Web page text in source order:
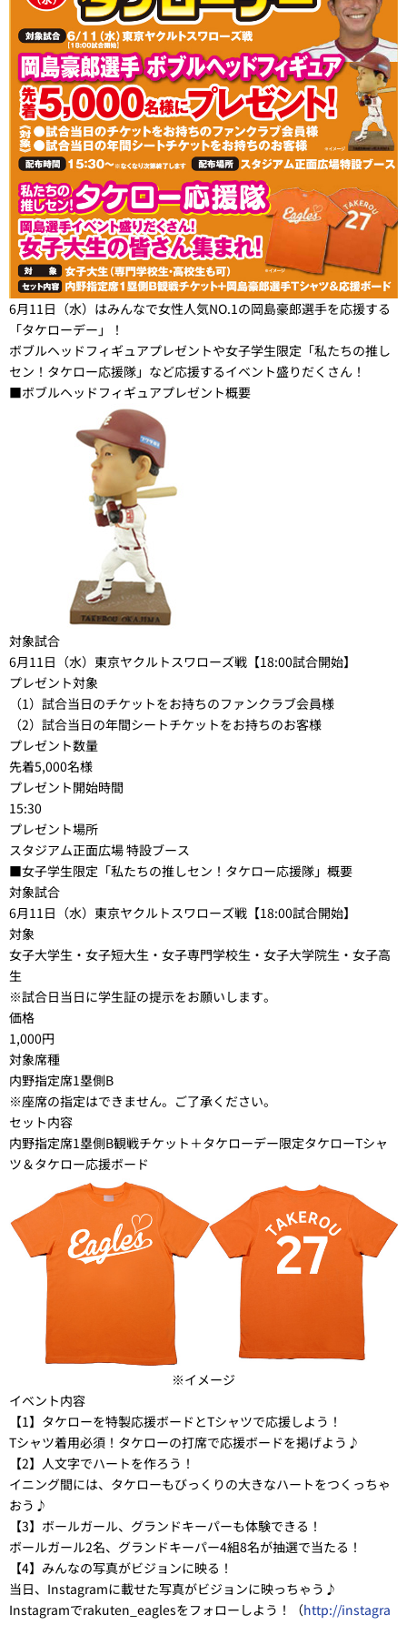
6月11日（水）はみんなで女性人気NO.1の岡島豪郎選手を応援する
「タケローデー」！
ボブルヘッドフィギュアプレゼントや女子学生限定「私たちの推し
セン！タケロー応援隊」など応援するイベント盛りだくさん！
■ボブルヘッドフィギュアプレゼント概要
対象試合
6月11日（水）東京ヤクルトスワローズ戦【18:00試合開始】
プレゼント対象
（1）試合当日のチケットをお持ちのファンクラブ会員様
（2）試合当日の年間シートチケットをお持ちのお客様
プレゼント数量
先着5,000名様
プレゼント開始時間
15:30
プレゼント場所
スタジアム正面広場 特設ブース
■女子学生限定「私たちの推しセン！タケロー応援隊」概要
対象試合
6月11日（水）東京ヤクルトスワローズ戦【18:00試合開始】
対象
女子大学生・女子短大生・女子専門学校生・女子大学院生・女子高
生
※試合日当日に学生証の提示をお願いします。
価格
1,000円
対象席種
内野指定席1塁側B
※座席の指定はできません。ご了承ください。
セット内容
内野指定席1塁側B観戦チケット＋タケローデー限定タケローTシャ
ツ＆タケロー応援ボード
※イメージ
イベント内容
【1】タケローを特製応援ボードとTシャツで応援しよう！
Tシャツ着用必須！タケローの打席で応援ボードを掲げよう♪
【2】人文字でハートを作ろう！
イニング間には、タケローもびっくりの大きなハートをつくっちゃ
おう♪
【3】ボールガール、グランドキーパーも体験できる！
ボールガール2名、グランドキーパー4組8名が抽選で当たる！
【4】みんなの写真がビジョンに映る！
当日、Instagramに載せた写真がビジョンに映っちゃう♪
Instagramでrakuten_eaglesをフォローしよう！（http://instagra